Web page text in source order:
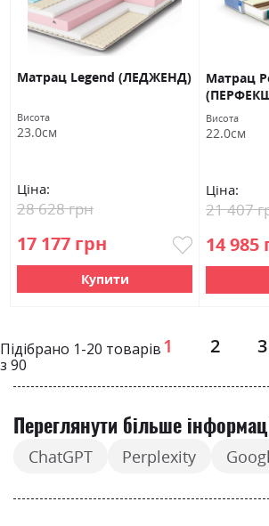
Матрац Legend (ЛЕДЖЕНД)
Висота
23.0см
Ціна:
17 177 грн
28 628 грн
Купити
Матрац
Висота
22.0см
Ціна:
14 985
21 407
Підібрано 1-20 товарів
з 90
1 2 3
Переглянути більше
ChatGPT Perplexity